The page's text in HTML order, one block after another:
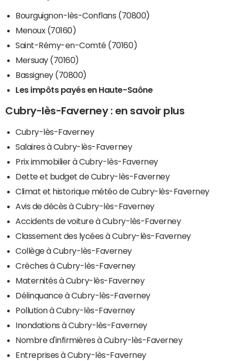
Bourguignon-lès-Conflans (70800)
Menoux (70160)
Saint-Rémy-en-Comté (70160)
Mersuay (70160)
Bassigney (70800)
Les impôts payés en Haute-Saône
Cubry-lès-Faverney : en savoir plus
Cubry-lès-Faverney
Salaires à Cubry-lès-Faverney
Prix immobilier à Cubry-lès-Faverney
Dette et budget de Cubry-lès-Faverney
Climat et historique météo de Cubry-lès-Faverney
Avis de décès à Cubry-lès-Faverney
Accidents de voiture à Cubry-lès-Faverney
Classement des lycées à Cubry-lès-Faverney
Collège à Cubry-lès-Faverney
Crèches à Cubry-lès-Faverney
Maternités à Cubry-lès-Faverney
Délinquance à Cubry-lès-Faverney
Pollution à Cubry-lès-Faverney
Inondations à Cubry-lès-Faverney
Nombre d'infirmières à Cubry-lès-Faverney
Entreprises à Cubry-lès-Faverney